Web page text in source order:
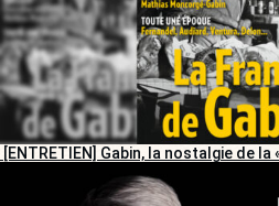
[ENTRETIEN] Gabin, la nostalgie de la